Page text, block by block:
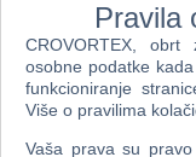
33,00 €
Po
Middle-
Pravila
CROVORTEX,
osobne podatke
funkcioniranje
Više o pravilima
Vaša prava su